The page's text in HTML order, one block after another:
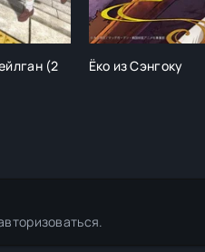
(2
Ёко из Сэнгоку